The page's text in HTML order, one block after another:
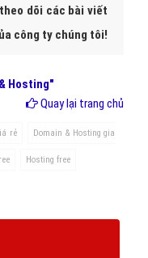
dõi các bài viết
công ty chúng tôi!
Hosting"
Quay lại trang chủ
rẻ Domain & Hosting gia
Hosting free